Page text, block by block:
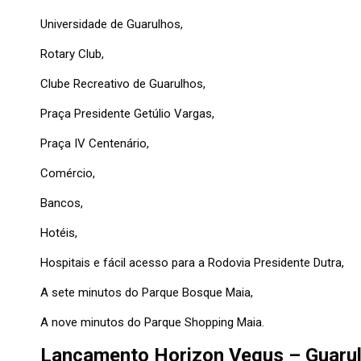
Universidade de Guarulhos,
Rotary Club,
Clube Recreativo de Guarulhos,
Praça Presidente Getúlio Vargas,
Praça IV Centenário,
Comércio,
Bancos,
Hotéis,
Hospitais e fácil acesso para a Rodovia Presidente Dutra,
A sete minutos do Parque Bosque Maia,
A nove minutos do Parque Shopping Maia.
Lançamento Horizon Vegus –